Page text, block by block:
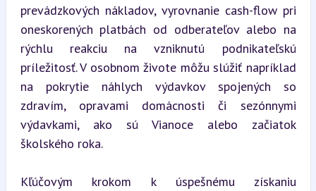
prevádzkových nákladov, vyrovnanie cash-flow pri
oneskorených platbách od odberateľov alebo na
rýchlu reakciu na vzniknutú podnikateľskú
príležitosť. V osobnom živote môžu slúžiť napríklad
na pokrytie náhlych výdavkov spojených so
zdravím, opravami domácnosti či sezónnymi
výdavkami, ako sú Vianoce alebo začiatok
školského roka.
Kľúčovým krokom k úspešnému získaniu